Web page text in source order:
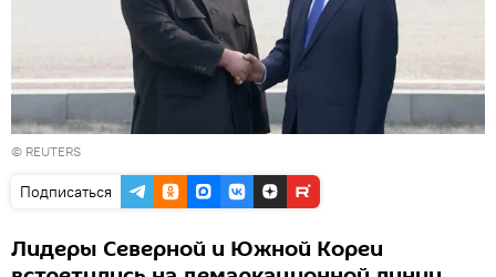
© REUTERS
Подписаться
Лидеры Северной и Южной Кореи